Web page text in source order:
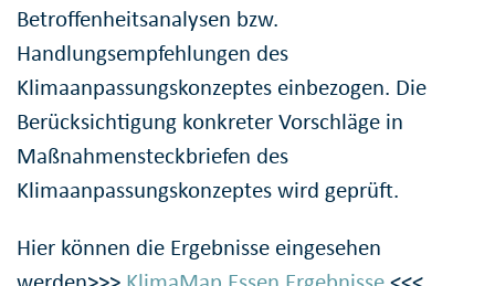
Betroffenheitsanalysen bzw.
Handlungsempfehlungen des
Klimaanpassungskonzeptes einbezogen. Die
Berücksichtigung konkreter Vorschläge in
Maßnahmensteckbriefen des
Klimaanpassungskonzeptes wird geprüft.
Hier können die Ergebnisse eingesehen